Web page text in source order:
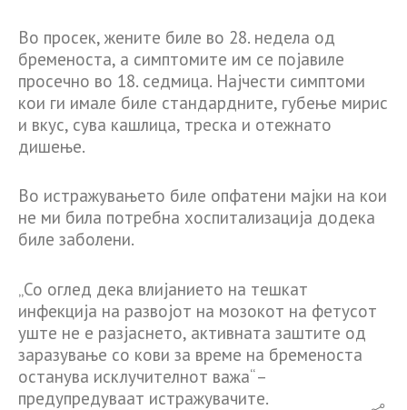
Во просек, жените биле во 28. недела од
бременоста, а симптомите им се појавиле
просечно во 18. седмица. Најчести симптоми
кои ги имале биле стандардните, губење мирис
и вкус, сува кашлица, треска и отежнато
дишење.
Во истражувањето биле опфатени мајки на кои
не ми била потребна хоспитализација додека
биле заболени.
„Со оглед дека влијанието на тешкат
инфекција на развојот на мозокот на фетусот
уште не е разјаснето, активната заштите од
заразување со кови за време на бременоста
останува исклучителнот важа“ –
предупредуваат истражувачите.